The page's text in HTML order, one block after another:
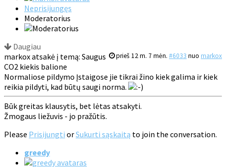
Neprisijungęs
Moderatorius
Daugiau
prieš 12 m. 7 mėn. #6033 nuo markox
markox atsakė į temą: Saugus
CO2 kiekis balione
Normaliose pildymo Įstaigose jie tikrai žino kiek galima ir kiek
reikia pildyti, kad būtų saugi norma.
Būk greitas klausytis, bet lėtas atsakyti.
Žmogaus liežuvis - jo pražūtis.
Please Prisijungti orSukurti sąskaitą to join the conversation.
greedy